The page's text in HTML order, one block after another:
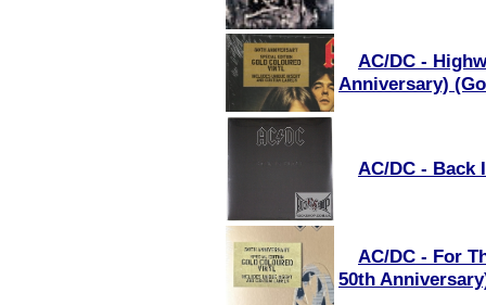
AC/DC -
Anniversary)
AC/DC - Back
AC/DC - For
50th